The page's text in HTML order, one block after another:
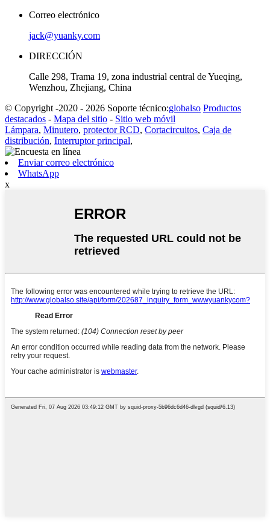
Correo electrónico
jack@yuanky.com
DIRECCIÓN
Calle 298, Trama 19, zona industrial central de Yueqing,
Wenzhou, Zhejiang, China
© Copyright -2020 - 2026 Soporte técnico:globalso Productos
destacados - Mapa del sitio - Sitio web móvil
Lámpara, Minutero, protector RCD, Cortacircuitos, Caja de
distribución, Interruptor principal,
Enviar correo electrónico
WhatsApp
x